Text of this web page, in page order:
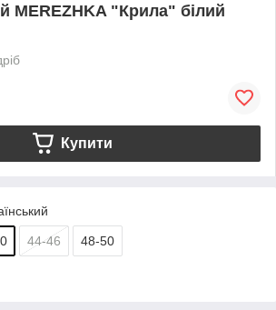
MEREZHKA "Крила" білий
Купити
44-46 48-50